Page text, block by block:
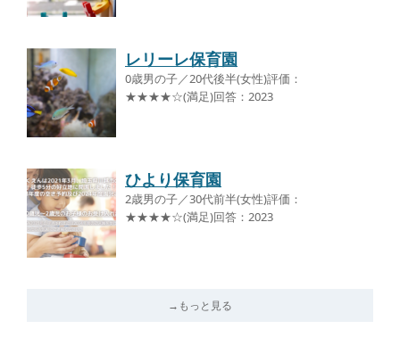
レリーレ保育園
0歳男の子／20代後半(女性)評価：
★★★★☆(満足)回答：2023
ひより保育園
2歳男の子／30代前半(女性)評価：
★★★★☆(満足)回答：2023
→もっと見る